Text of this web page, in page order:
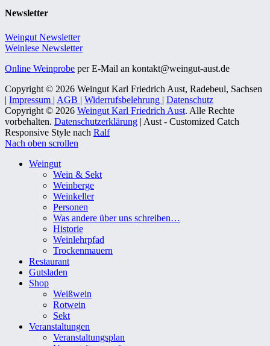
Newsletter
Weingut Newsletter
Weinlese Newsletter
Online Weinprobe per E-Mail an kontakt@weingut-aust.de
Copyright © 2026 Weingut Karl Friedrich Aust, Radebeul, Sachsen
| Impressum | AGB | Widerrufsbelehrung | Datenschutz
Copyright © 2026 Weingut Karl Friedrich Aust. Alle Rechte
vorbehalten. Datenschutzerklärung | Aust - Customized Catch
Responsive Style nach Ralf
Nach oben scrollen
Weingut
Wein & Sekt
Weinberge
Weinkeller
Personen
Was andere über uns schreiben…
Historie
Weinlehrpfad
Trockenmauern
Restaurant
Gutsladen
Shop
Weißwein
Rotwein
Sekt
Veranstaltungen
Veranstaltungsplan